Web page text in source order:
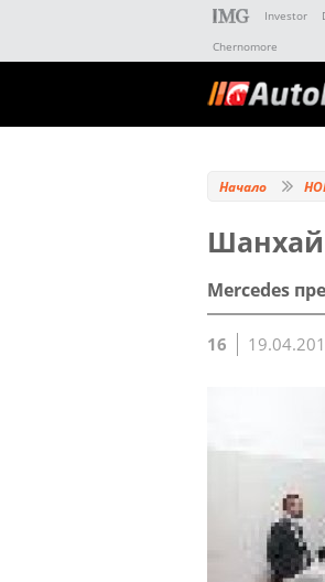
Investor
Chernomore
Начало
Шанхай
Mercedes
16